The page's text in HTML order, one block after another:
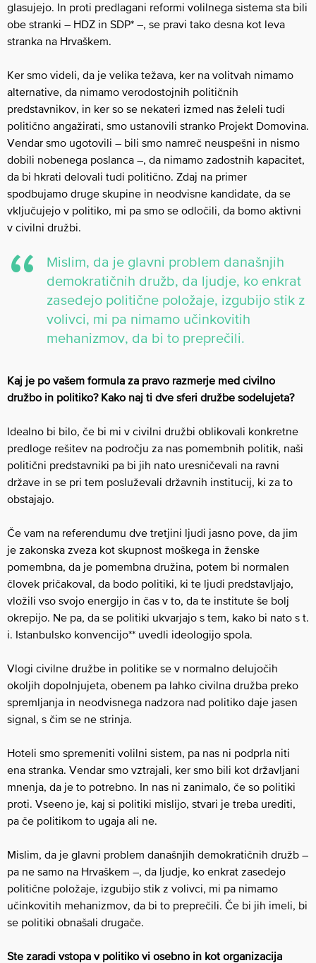
glasujejo. In proti predlagani reformi volilnega sistema sta bili
obe stranki – HDZ in SDP* –, se pravi tako desna kot leva
stranka na Hrvaškem.
Ker smo videli, da je velika težava, ker na volitvah nimamo
alternative, da nimamo verodostojnih političnih
predstavnikov, in ker so se nekateri izmed nas želeli tudi
politično angažirati, smo ustanovili stranko Projekt Domovina.
Vendar smo ugotovili – bili smo namreč neuspešni in nismo
dobili nobenega poslanca –, da nimamo zadostnih kapacitet,
da bi hkrati delovali tudi politično. Zdaj na primer
spodbujamo druge skupine in neodvisne kandidate, da se
vključujejo v politiko, mi pa smo se odločili, da bomo aktivni
v civilni družbi.
Mislim, da je glavni problem današnjih
demokratičnih družb, da ljudje, ko enkrat
zasedejo politične položaje, izgubijo stik z
volivci, mi pa nimamo učinkovitih
mehanizmov, da bi to preprečili.
Kaj je po vašem formula za pravo razmerje med civilno
družbo in politiko? Kako naj ti dve sferi družbe sodelujeta?
Idealno bi bilo, če bi mi v civilni družbi oblikovali konkretne
predloge rešitev na področju za nas pomembnih politik, naši
politični predstavniki pa bi jih nato uresničevali na ravni
države in se pri tem posluževali državnih institucij, ki za to
obstajajo.
Če vam na referendumu dve tretjini ljudi jasno pove, da jim
je zakonska zveza kot skupnost moškega in ženske
pomembna, da je pomembna družina, potem bi normalen
človek pričakoval, da bodo politiki, ki te ljudi predstavljajo,
vložili vso svojo energijo in čas v to, da te institute še bolj
okrepijo. Ne pa, da se politiki ukvarjajo s tem, kako bi nato s t.
i. Istanbulsko konvencijo** uvedli ideologijo spola.
Vlogi civilne družbe in politike se v normalno delujočih
okoljih dopolnjujeta, obenem pa lahko civilna družba preko
spremljanja in neodvisnega nadzora nad politiko daje jasen
signal, s čim se ne strinja.
Hoteli smo spremeniti volilni sistem, pa nas ni podprla niti
ena stranka. Vendar smo vztrajali, ker smo bili kot državljani
mnenja, da je to potrebno. In nas ni zanimalo, če so politiki
proti. Vseeno je, kaj si politiki mislijo, stvari je treba urediti,
pa če politikom to ugaja ali ne.
Mislim, da je glavni problem današnjih demokratičnih družb –
pa ne samo na Hrvaškem –, da ljudje, ko enkrat zasedejo
politične položaje, izgubijo stik z volivci, mi pa nimamo
učinkovitih mehanizmov, da bi to preprečili. Če bi jih imeli, bi
se politiki obnašali drugače.
Ste zaradi vstopa v politiko vi osebno in kot organizacija